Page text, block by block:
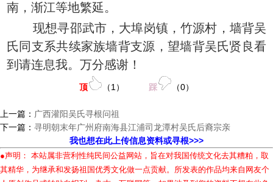
南，渐江等地繁延。
现想寻邵武市，大埠岗镇，竹源村，墙背吴
氏同支系共续家族墙背支源，望墙背吴氏贤良看
到请连息我。万分感谢！
顶 （1 ） 踩 （0）
上一篇： 广西灌阳吴氏寻根问祖
下一篇： 寻明朝末年广州府南海县江浦司龙潭村吴氏后裔宗亲
我也想在此上传信息资料或寻根>>>
●声明： 本站属非营利性纯民间公益网站，旨在对我国传统文化去其糟粕，取
其精华，为继承和发扬祖国优秀文化做一点贡献。所发表的作品均来自网友个